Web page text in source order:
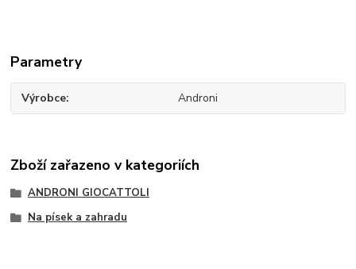
Parametry
Výrobce Androni
Zboží zařazeno v kategoriích
ANDRONI GIOCATTOLI
Na písek a zahradu